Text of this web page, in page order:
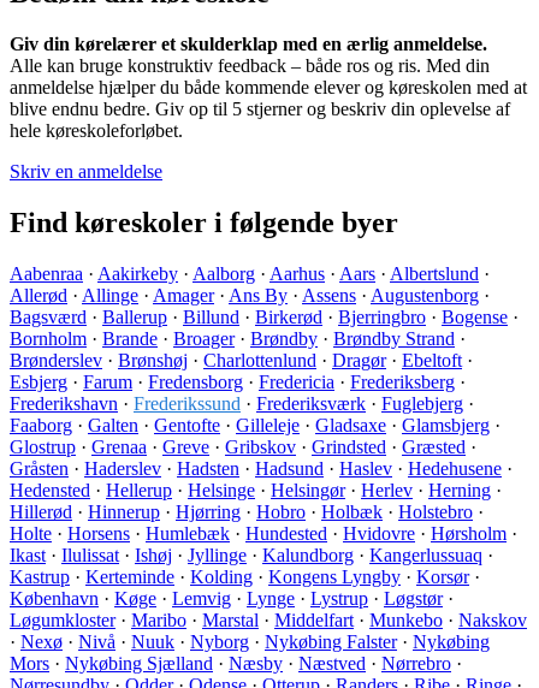
Giv din kørelærer et skulderklap med en ærlig anmeldelse.
Alle kan bruge konstruktiv feedback – både ros og ris. Med din
anmeldelse hjælper du både kommende elever og køreskolen med at
blive endnu bedre. Giv op til 5 stjerner og beskriv din oplevelse af
hele køreskoleforløbet.
Skriv en anmeldelse
Find køreskoler i følgende byer
Aabenraa · Aakirkeby · Aalborg · Aarhus · Aars · Albertslund ·
Allerød · Allinge · Amager· Ans By · Assens · Augustenborg ·
Bagsværd · Ballerup · Billund · Birkerød · Bjerringbro · Bogense ·
Bornholm · Brande · Broager· Brøndby · Brøndby Strand ·
Brønderslev · Brønshøj · Charlottenlund · Dragør· Ebeltoft ·
Esbjerg · Farum · Fredensborg · Fredericia · Frederiksberg ·
Frederikshavn · Frederikssund · Frederiksværk · Fuglebjerg ·
Faaborg · Galten · Gentofte · Gilleleje · Gladsaxe · Glamsbjerg ·
Glostrup · Grenaa · Greve · Gribskov · Grindsted · Græsted ·
Gråsten · Haderslev · Hadsten · Hadsund · Haslev · Hedehusene ·
Hedensted · Hellerup · Helsinge · Helsingør· Herlev · Herning ·
Hillerød · Hinnerup · Hjørring · Hobro · Holbæk · Holstebro ·
Holte · Horsens · Humlebæk · Hundested · Hvidovre · Hørsholm ·
Ikast · Ilulissat · Ishøj · Jyllinge · Kalundborg · Kangerlussuaq ·
Kastrup · Kerteminde · Kolding · Kongens Lyngby · Korsør·
København · Køge · Lemvig · Lynge · Lystrup · Løgstør·
Løgumkloster· Maribo · Marstal · Middelfart · Munkebo · Nakskov
· Nexø · Nivå · Nuuk · Nyborg · Nykøbing Falster· Nykøbing
Mors · Nykøbing Sjælland · Næsby · Næstved · Nørrebro ·